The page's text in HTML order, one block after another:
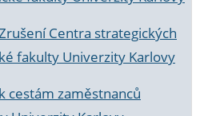
Centra strategických
fakulty Univerzity Karlovy
cestám zaměstnanců